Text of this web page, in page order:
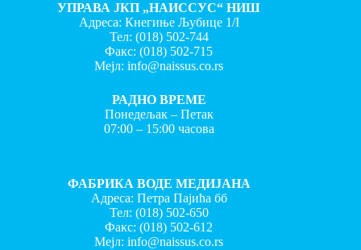
УПРАВА ЈКП „НАИССУС“ НИШ
Адреса: Кнегиње Љубице 1/I
Тел: (018) 502-744
Факс:(018) 502-715
Мејл:info@naissus.co.rs
РАДНО ВРЕМЕ
Понедељак – Петак
07:00 – 15:00 часова
ФАБРИКА ВОДЕ МЕДИЈАНА
Адреса: Петра Пајића бб
Тел: (018) 502-650
Факс:(018) 502-612
Мејл:info@naissus.co.rs